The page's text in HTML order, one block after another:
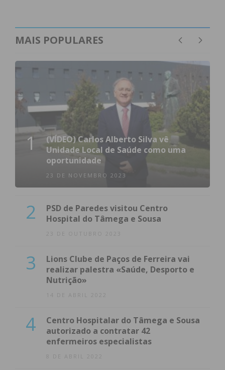
MAIS POPULARES
1
(VÍDEO) Carlos Alberto Silva vê
Unidade Local de Saúde como uma
oportunidade
23 DE NOVEMBRO 2023
2
PSD de Paredes visitou Centro
Hospital do Tâmega e Sousa
23 DE OUTUBRO 2023
3
Lions Clube de Paços de Ferreira vai
realizar palestra «Saúde, Desporto e
Nutrição»
14 DE ABRIL 2022
4
Centro Hospitalar do Tâmega e Sousa
autorizado a contratar 42
enfermeiros especialistas
8 DE ABRIL 2022